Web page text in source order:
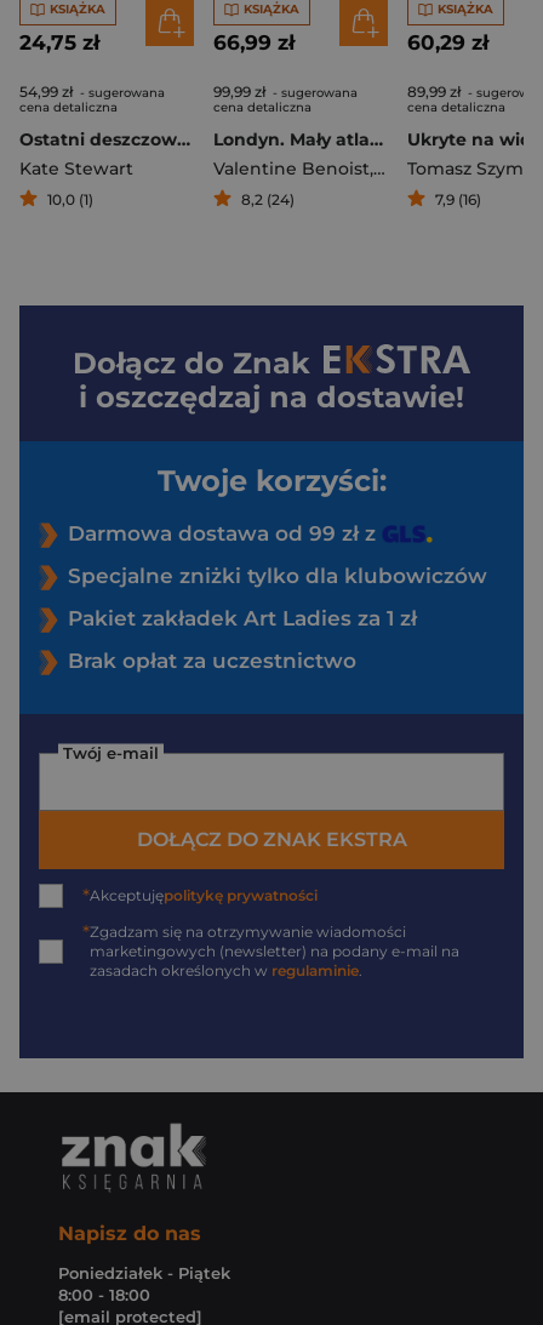
KSIĄŻKA
24,75 zł
54,99 zł - sugerowana
cena detaliczna
Ostatni deszczowy dzień. Bractwo Kruków. Dziedzictwo
Kate Stewart
10,0 (1)
KSIĄŻKA
66,99 zł
99,99 zł - sugerowana
cena detaliczna
Londyn. Mały atlas hedonistyczny
Valentine Benoist, Laura Jalbert
8,2 (24)
KSIĄŻKA
60,29 zł
89,99 zł -
cena detaliczna
Tomasz
7,9 (16)
Dołącz do Znak
i oszczędzaj na dostawie!
Twoje korzyści:
Darmowa dostawa od 99 zł z
Specjalne zniżki tylko dla klubowiczów
Pakiet zakładek Art Ladies za 1 zł
Brak opłat za uczestnictwo
Twój e-mail
DOŁĄCZ DO ZNAK EKSTRA
*Akceptujępolitykę prywatności
*Zgadzam się na otrzymywanie wiadomości
marketingowych (newsletter) na podany e-mail na
zasadach określonych w regulaminie
Napisz do nas
Poniedziałek - Piątek
8:00 - 18:00
[email protected]